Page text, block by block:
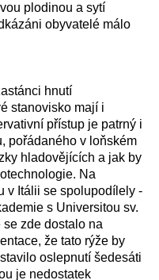
plodinou a sytí
obyvatelé málo
hnutí
stanovisko mají i
přístup je patrný i
pořádaného v loňském
hladovějících a jak by
Na
v Itálii se spolupodílely -
s Universitou sv.
zde dostalo na
že tato rýže by
oslepnutí šedesáti
je nedostatek